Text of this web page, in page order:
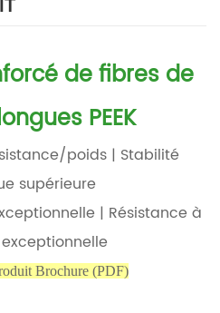
de fibres de
PEEK
poids | Stabilité
supérieure
| Résistance à
Brochure (PDF)